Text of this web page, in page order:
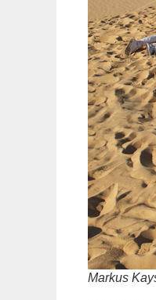
Markus